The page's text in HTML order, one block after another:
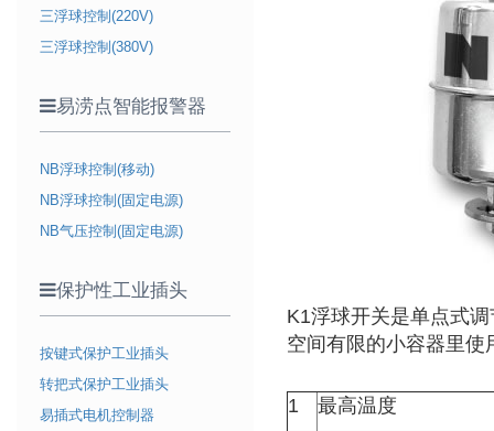
三浮球控制(220V)
三浮球控制(380V)
易涝点智能报警器
NB浮球控制(移动)
NB浮球控制(固定电源)
NB气压控制(固定电源)
保护性工业插头
按键式保护工业插头
转把式保护工业插头
易插式电机控制器
K1浮球开关是单点式
空间有限的小容器里使
1
最高温度